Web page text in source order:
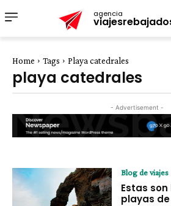
agencia
Home Tags Playa catedrales
playa catedrales
- Advertisement -
Blog de viajes
Estas
playas